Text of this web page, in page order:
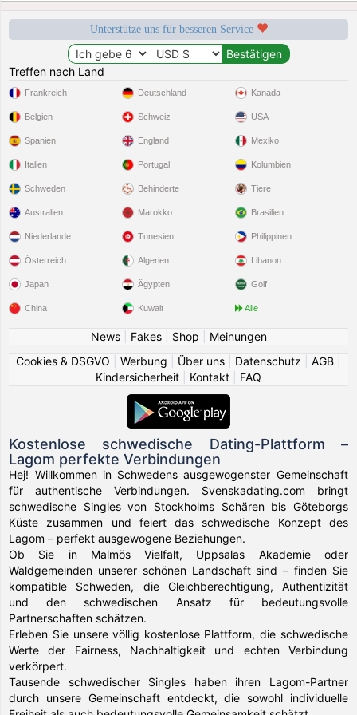
Unterstütze uns für besseren Service
Treffen nach Land
Frankreich
Belgien
Spanien
Italien
Schweden
Deutschland
Schweiz
England
Portugal
Behinderte
Kanada
USA
Mexiko
Kolumbien
Tiere
Australien
Niederlande
Österreich
Japan
China
Marokko
Tunesien
Algerien
Ägypten
Kuwait
Brasilien
Philippinen
Libanon
Golf
Alle
News| Fakes| Shop
Meinungen
Cookies & DSGVO
Werbung Über uns Datenschutz AGB
Kindersicherheit
Kontakt FAQ
Kostenlose schwedische Dating-Plattform –
Lagom perfekte Verbindungen
Hej! Willkommen in Schwedens ausgewogenster Gemeinschaft
für authentische Verbindungen. Svenskadating.com bringt
schwedische Singles von Stockholms Schären bis Göteborgs
Küste zusammen und feiert das schwedische Konzept des
Lagom – perfekt ausgewogene Beziehungen.
Ob Sie in Malmös Vielfalt, Uppsalas Akademie oder
Waldgemeinden unserer schönen Landschaft sind – finden Sie
kompatible Schweden, die Gleichberechtigung, Authentizität
und den schwedischen Ansatz für bedeutungsvolle
Partnerschaften schätzen.
Erleben Sie unsere völlig kostenlose Plattform, die schwedische
Werte der Fairness, Nachhaltigkeit und echten Verbindung
verkörpert.
Tausende schwedischer Singles haben ihren Lagom-Partner
durch unsere Gemeinschaft entdeckt, die sowohl individuelle